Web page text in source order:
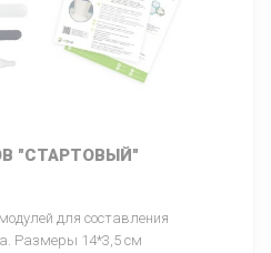
"СТАРТОВЫЙ"
для составления
Размеры 14*3,5 см